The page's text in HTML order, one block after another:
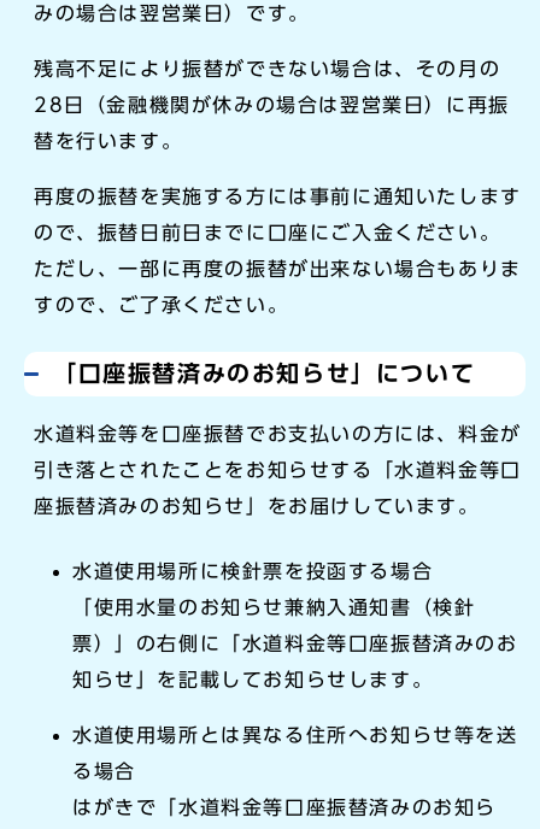
みの場合は翌営業日）です。
残高不足により振替ができない場合は、その月の
28日（金融機関が休みの場合は翌営業日）に再振
替を行います。
再度の振替を実施する方には事前に通知いたします
ので、振替日前日までに口座にご入金ください。
ただし、一部に再度の振替が出来ない場合もありま
すので、ご了承ください。
「口座振替済みのお知らせ」について
水道料金等を口座振替でお支払いの方には、料金が
引き落とされたことをお知らせする「水道料金等口
座振替済みのお知らせ」をお届けしています。
水道使用場所に検針票を投函する場合
「使用水量のお知らせ兼納入通知書（検針
票）」の右側に「水道料金等口座振替済みのお
知らせ」を記載してお知らせします。
水道使用場所とは異なる住所へお知らせ等を送
る場合
はがきで「水道料金等口座振替済みのお知ら